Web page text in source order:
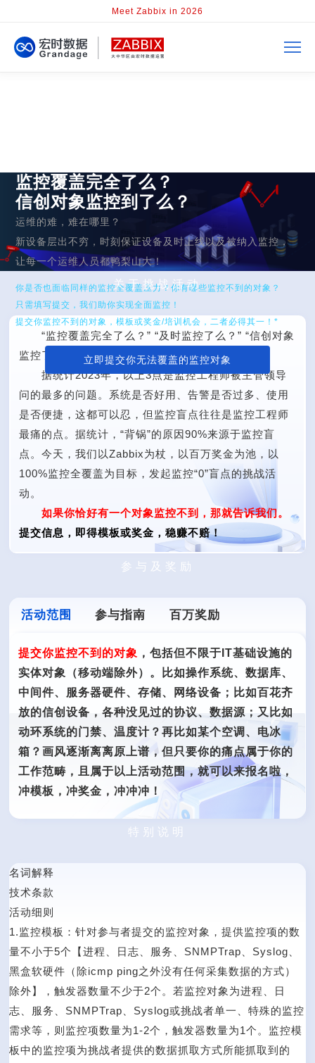
Meet Zabbix in 2026
监控覆盖完全了么？
信创对象监控到了么？
运维的难，难在哪里？
新设备层出不穷，时刻保证设备及时上线以及被纳入监控，
让每一个运维人员都鸭梨山大！
你是否也面临同样的监控全覆盖压力？你有哪些监控不到的对象？
只需填写提交，我们助你实现全面监控！
提交你监控不到的对象，模板或奖金/培训机会，二者必得其一！*
立即提交你无法覆盖的监控对象
关于挑战活动
“监控覆盖完全了么？” “及时监控了么？” “信创对象
监控了么？”
据统计2023年，以上3点是监控工程师被主管领导
问的最多的问题。系统是否好用、告警是否过多、使用
是否便捷，这都可以忍，但监控盲点往往是监控工程师
最痛的点。据统计，“背锅”的原因90%来源于监控盲
点。今天，我们以Zabbix为杖，以百万奖金为池，以
100%监控全覆盖为目标，发起监控“0”盲点的挑战活
动。
如果你恰好有一个对象监控不到，那就告诉我们。
提交信息，即得模板或奖金，稳赚不赔！
参与及奖励
活动范围 参与指南 百万奖励
提交你监控不到的对象 ，包括但不限于IT基础设施的
实体对象（移动端除外）。比如操作系统、数据库、
中间件、服务器硬件、存储、网络设备；比如百花齐
放的信创设备，各种没见过的协议、数据源；又比如
动环系统的门禁、温度计？再比如某个空调、电冰
箱？画风逐渐离离原上谱，但只要你的痛点属于你的
工作范畴，且属于以上活动范围，就可以来报名啦，
冲模板，冲奖金，冲冲冲！
特别说明
名词解释
技术条款
活动细则
1.监控模板：针对参与者提交的监控对象，提供监控项的数
量不小于5个【进程、日志、服务、SNMPTrap、Syslog、
黑盒软硬件（除icmp ping之外没有任何采集数据的方式）
除外】，触发器数量不少于2个。若监控对象为进程、日
志、服务、SNMPTrap、Syslog或挑战者单一、特殊的监控
需求等，则监控项数量为1-2个，触发器数量为1个。监控模
板中的监控项为挑战者提供的数据抓取方式所能抓取到的